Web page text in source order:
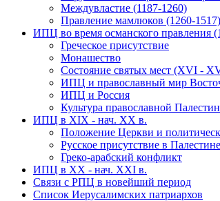
Междувластие (1187-1260)
Правление мамлюков (1260-1517)
ИПЦ во время османского правления
Греческое присутствие
Монашество
Состояние святых мест (XVI -
ИПЦ и православный мир
ИПЦ и Россия
Культура православной
ИПЦ в XIX - нач. XX в.
Положение Церкви и
Русское присутствие в Палестине
Греко-арабский конфликт
ИПЦ в XX - нач. XXI в.
Связи с РПЦ в новейший период
Список Иерусалимских патриархов